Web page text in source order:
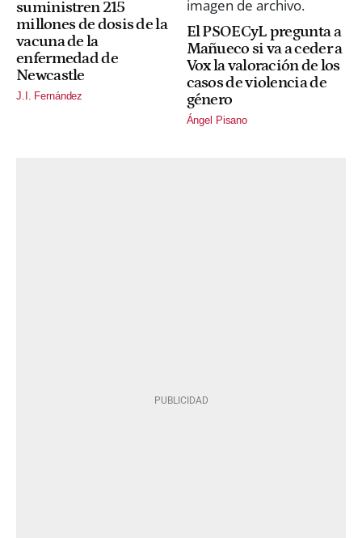
suministren 215
millones de dosis de la
vacuna de la
enfermedad de
Newcastle
J.I. Fernández
El PSOECyL pregunta a
Mañueco si va a ceder a
Vox la valoración de los
casos de violencia de
género
Ángel Pisano